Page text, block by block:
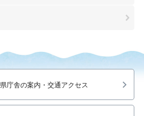
県庁舎の案内・交通アクセス